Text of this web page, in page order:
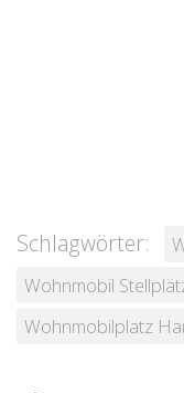
Schlagwörter:
Wohnmobil
Wohnmobilplatz